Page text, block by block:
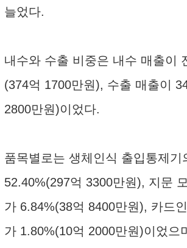
늘었다.
내수와 수출 비중은 내수 매출이
(374억 1700만원), 수출 매출이
2800만원)이었다.
품목별로는 생체인식 출입통제기
52.40%(297억 3300만원), 지문
가 6.84%(38억 8400만원), 카드
가 1.80%(10억 2000만원)이었으